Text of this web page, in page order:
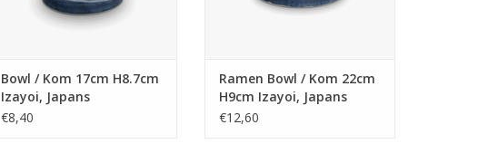
Bowl / Kom 17cm H8.7cm
Izayoi, Japans
€8,40
Ramen Bowl / Kom 22cm
H9cm Izayoi, Japans
€12,60